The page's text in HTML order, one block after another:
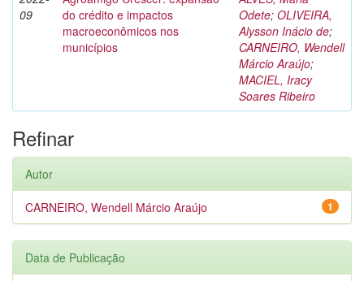
09
do crédito e impactos
macroeconômicos nos
municípios
Odete; OLIVEIRA,
Alysson Inácio de;
CARNEIRO, Wendell
Márcio Araújo;
MACIEL, Iracy
Soares Ribeiro
Refinar
Autor
1
CARNEIRO, Wendell Márcio Araújo
Data de Publicação